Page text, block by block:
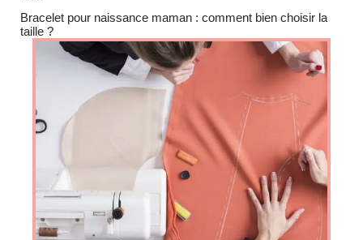
Bracelet pour naissance maman : comment bien choisir la
taille ?